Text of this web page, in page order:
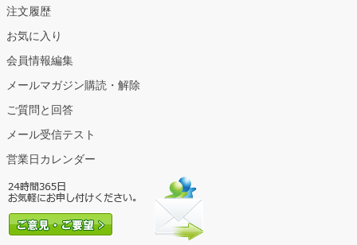
注文履歴
お気に入り
会員情報編集
メールマガジン購読・解除
ご質問と回答
メール受信テスト
営業日カレンダー